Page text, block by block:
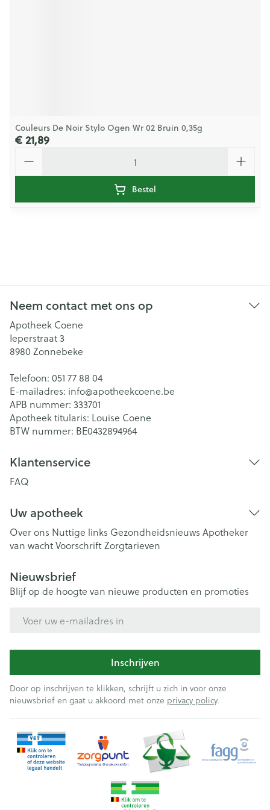
Couleurs De Noir Stylo Ogen Wr 02 Bruin 0,35g
€ 21,89
Bestel
Neem contact met ons op
Apotheek Coene
Ieperstraat 3
8980 Zonnebeke
Telefoon: 051 77 88 04
E-mailadres: info@apotheekcoene.be
APB nummer: 333701
Apotheek titularis: Louise Coene
BTW nummer: BE0432894964
Klantenservice
FAQ
Uw apotheek
Over ons Nuttige links Gezondheidsnieuws Apotheker
van wachtVoorschriftZorgtarieven
Nieuwsbrief
Blijf op de hoogte van nieuwe producten en promoties
Inschrijven
Door op inschrijven te klikken, schrijft u zich in voor onze
nieuwsbrief en gaat u akkoord met onze privacy policy.